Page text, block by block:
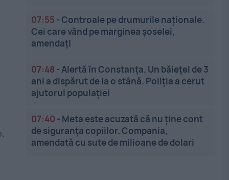
07:55 -Controale pe drumurile naționale.
Cei care vând pe marginea șoselei,
amendați
07:48 -Alertă în Constanța. Un băiețel de 3
ani a dispărut de la o stână. Poliția a cerut
ajutorul populației
07:40 - Meta este acuzată că nu ține cont
de siguranța copiilor. Compania,
amendată cu sute de milioane de dolari